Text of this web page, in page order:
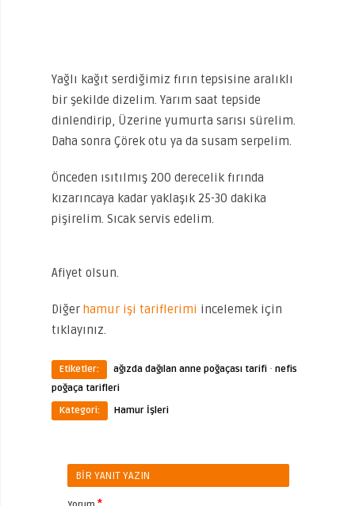
Yağlı kağıt serdiğimiz fırın tepsisine aralıklı
bir şekilde dizelim. Yarım saat tepside
dinlendirip, Üzerine yumurta sarısı sürelim.
Daha sonra Çörek otu ya da susam serpelim.
Önceden ısıtılmış 200 derecelik fırında
kızarıncaya kadar yaklaşık 25-30 dakika
pişirelim. Sıcak servis edelim.
Afiyet olsun.
Diğer hamur işi tariflerimi incelemek için
tıklayınız.
Etiketler: ağızda dağılan anne poğaçası tarifi · nefis
poğaça tarifleri
Kategori:
Hamur İşleri
BIR YANIT YAZIN